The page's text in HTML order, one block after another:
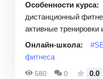
Особенности курса:
дистанционный
активные тренировки
Онлайн-школа:
фитнеса
580 0 0.0